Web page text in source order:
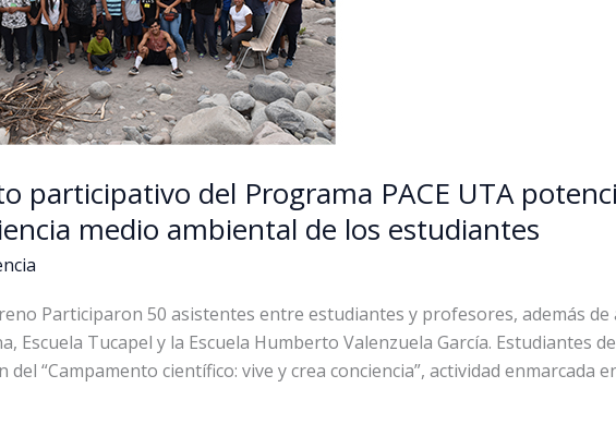
participativo del Programa PACE UTA
medio ambiental de los estudiantes
Participaron 50 asistentes entre estudiantes y profesores, además de
Escuela Tucapel y la Escuela Humberto Valenzuela García. Estudiantes
del “Campamento científico: vive y crea conciencia”, actividad